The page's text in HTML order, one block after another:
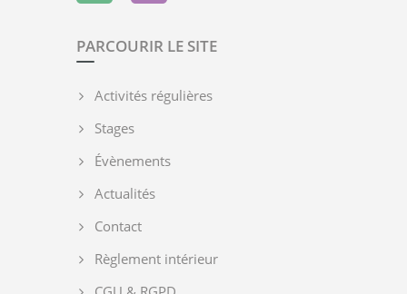
PARCOURIR LE SITE
Activités régulières
Stages
Évènements
Actualités
Contact
Règlement intérieur